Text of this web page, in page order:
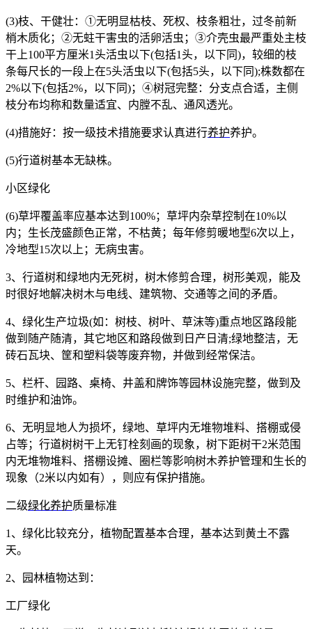
(3)枝、干健壮：①无明显枯枝、死权、枝条粗壮，过冬前新
梢木质化；②无蛀干害虫的活卵活虫；③介壳虫最严重处主枝
干上100平方厘米1 头活虫以下(包括1 头，以下同)，较细的枝
条每尺长的一段上在5头活虫以下(包括5头，以下同);株数都在
2%以下(包括2%，以下同)；④树冠完整：分支点合适，主侧
枝分布均称和数量适宜、内膛不乱、通风透光。
(4)措施好：按一级技术措施要求认真进行养护养护。
(5)行道树基本无缺株。
小区绿化
(6)草坪覆盖率应基本达到 100%；草坪内杂草控制在10%以
内；生长茂盛颜色正常，不枯黄；每年修剪暖地型6次以上，
冷地型15次以上；无病虫害。
3、行道树和绿地内无死树，树木修剪合理，树形美观，能及
时很好地解决树木与电线、建筑物、交通等之间的矛盾。
4、绿化生产垃圾(如：树枝、树叶、草沫等)重点地区路段能
做到随产随清，其它地区和路段做到日产日清;绿地整洁，无
砖石瓦块、筐和塑料袋等废弃物，并做到经常保洁。
5、栏杆、园路、桌椅、井盖和牌饰等园林设施完整，做到及
时维护和油饰。
6、无明显地人为损坏，绿地、草坪内无堆物堆料、搭棚或侵
占等；行道树树干上无钉栓刻画的现象，树下距树干2米范围
内无堆物堆料、搭棚设摊、圈栏等影响树木养护管理和生长的
现象（2米以内如有），则应有保护措施。
二级绿化养护质量标准
1 、绿化比较充分，植物配置基本合理，基本达到黄土不露
天。
2、园林植物达到：
工厂绿化